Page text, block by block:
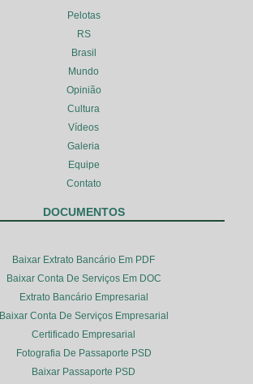
Pelotas
RS
Brasil
Mundo
Opinião
Cultura
Vídeos
Galeria
Equipe
Contato
DOCUMENTOS
Baixar Extrato Bancário Em PDF
Baixar Conta De Serviços Em DOC
Extrato Bancário Empresarial
Baixar Conta De Serviços Empresarial
Certificado Empresarial
Fotografia De Passaporte PSD
Baixar Passaporte PSD